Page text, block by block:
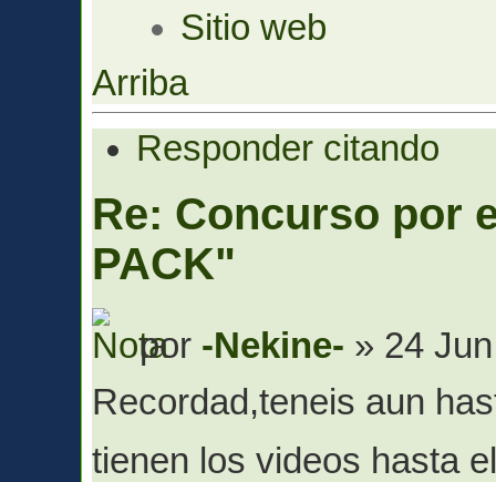
Sitio web
Arriba
Responder citando
Re: Concurso por
PACK"
por -Nekine- » 24
Recordad,teneis aun
tienen los videos hasta